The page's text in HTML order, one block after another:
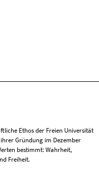
Ethos der Freien Universität
Gründung im Dezember
bestimmt: Wahrheit,
Freiheit.